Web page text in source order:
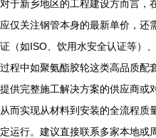
对于新乡地区的工程建设方而言，
应仅关注钢管本身的最新单价，还
证（如ISO、饮用水安全认证等）
过程中如聚氨酯胶轮这类高品质配
提供完整施工解决方案的供应商或
从而实现从材料到安装的全流程质
定运行。建议直接联系多家本地或